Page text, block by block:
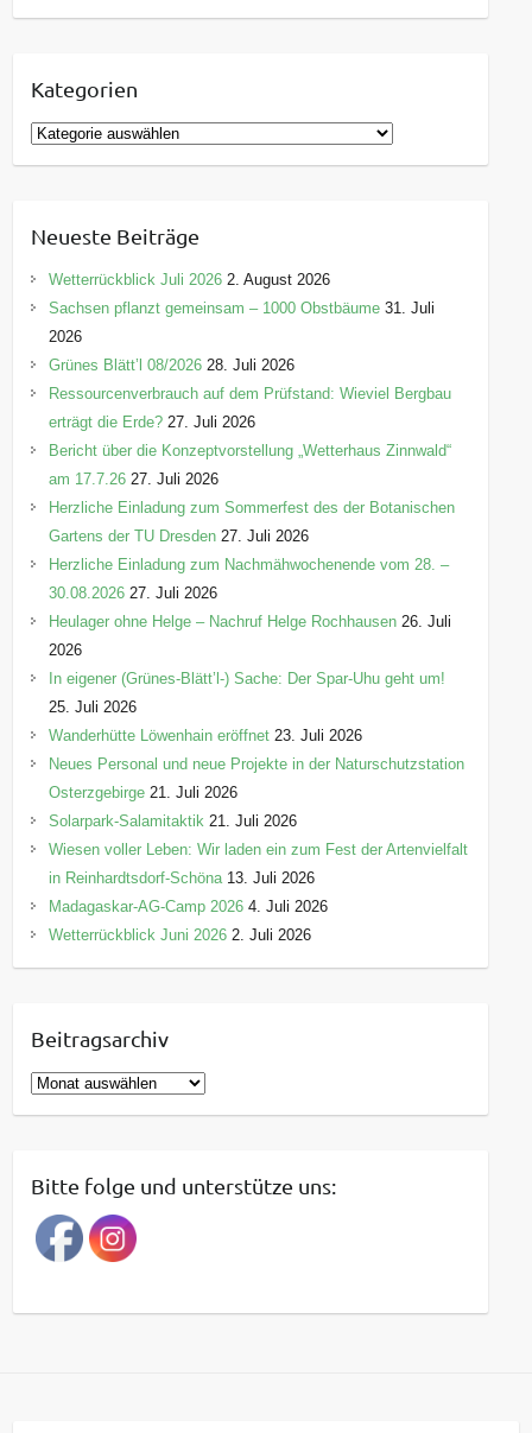
Kategorien
K
a
g
o
r
e
n
Neueste Beiträge
Wetterrückblick Juli 2026 2. August 2026
Sachsen pflanzt gemeinsam – 1000 Obstbäume 31. Juli
2026
Grünes Blätt’l 08/2026 28. Juli 2026
Ressourcenverbrauch auf dem Prüfstand: Wieviel Bergbau
erträgt die Erde? 27. Juli 2026
Bericht über die Konzeptvorstellung „Wetterhaus Zinnwald“
am 17.7.26 27. Juli 2026
Herzliche Einladung zum Sommerfest des der Botanischen
Gartens der TU Dresden 27. Juli 2026
Herzliche Einladung zum Nachmähwochenende vom 28. –
30.08.2026 27. Juli 2026
Heulager ohne Helge – Nachruf Helge Rochhausen 26. Juli
2026
In eigener (Grünes-Blätt’l-) Sache: Der Spar-Uhu geht um!
25. Juli 2026
Wanderhütte Löwenhain eröffnet 23. Juli 2026
Neues Personal und neue Projekte in der Naturschutzstation
Osterzgebirge 21. Juli 2026
Solarpark-Salamitaktik 21. Juli 2026
Wiesen voller Leben: Wir laden ein zum Fest der Artenvielfalt
in Reinhardtsdorf-Schöna 13. Juli 2026
Madagaskar-AG-Camp 2026 4. Juli 2026
Wetterrückblick Juni 2026 2. Juli 2026
Beitragsarchiv
B
e
r
a
g
a
Bitte folge und unterstütze uns: